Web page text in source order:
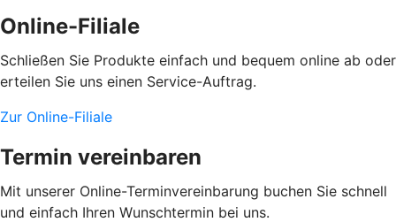
Online-Filiale
Schließen Sie Produkte einfach und bequem online ab oder
erteilen Sie uns einen Service-Auftrag.
Zur Online-Filiale
Termin vereinbaren
Mit unserer Online-Terminvereinbarung buchen Sie schnell
und einfach Ihren Wunschtermin bei uns.